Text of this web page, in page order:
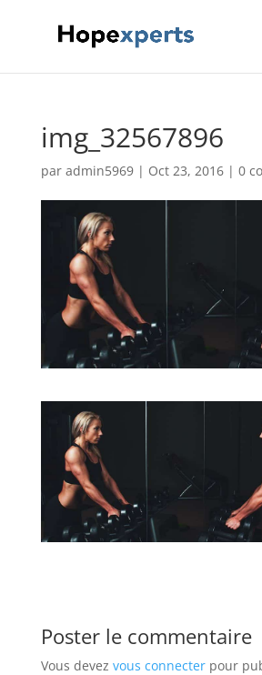
img_32567896
par admin5969| Oct 23, 2016| 0
Poster le commentaire
Vous devez vous connecterpour